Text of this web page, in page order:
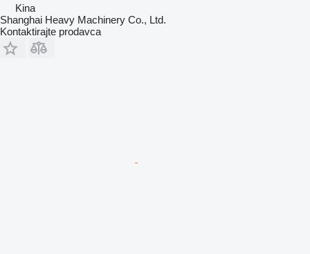
Kina
Shanghai Heavy Machinery Co., Ltd.
Kontaktirajte prodavca